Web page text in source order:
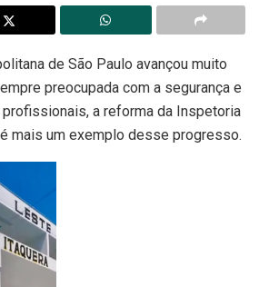
de São Paulo avançou muito
preocupada com a segurança e
a reforma da Inspetoria
mais um exemplo desse progresso.